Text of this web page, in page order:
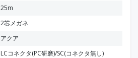
25m
2芯メガネ
アクア
LCコネクタ(PC研磨)/SC(コネクタ無し)